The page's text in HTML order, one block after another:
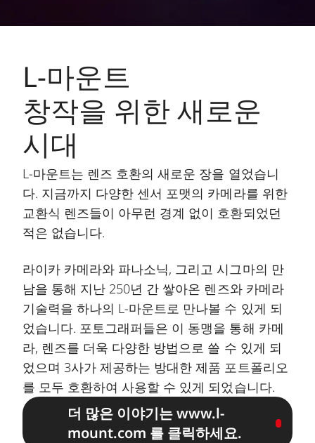
L-마운트
창작을 위한 새로운
시대
L-마운트는 렌즈 호환의 새로운 장을 열었습니
다. 지금까지 다양한 센서 포맷의 카메라를 위한
교환식 렌즈들이 아무런 경계 없이 호환되었던
적은 없습니다.
라이카 카메라와 파나소닉, 그리고 시그마의 만
남을 통해 지난 250년 간 쌓아온 렌즈와 카메라
기술력을 하나의 L-마운트로 만나볼 수 있게 되
었습니다. 포토그래퍼들은 이 동맹을 통해 카메
라, 렌즈를 더욱 다양한 방법으로 쓸 수 있게 되
었으며 3사가 제공하는 방대한 제품 포트폴리오
를 모두 호환하여 사용할 수 있게 되었습니다.
더 많은 이야기는 www.l-
mount.com 를 클릭하세요.